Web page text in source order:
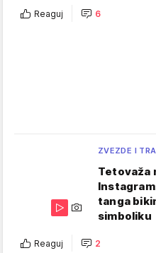
Reaguj 6
ZVEZDE I
Tetovaža
tanga
simboliku
Reaguj 2